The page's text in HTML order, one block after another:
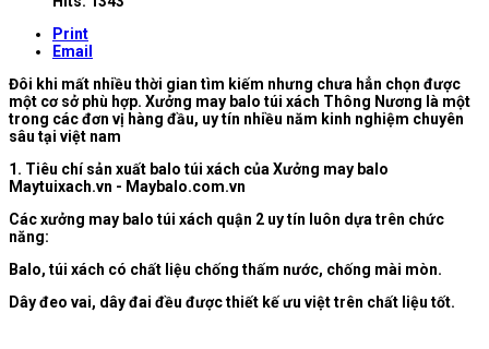
Print
Email
Đôi khi mất nhiều thời gian tìm kiếm nhưng chưa hẳn chọn được
một cơ sở phù hợp. Xưởng may balo túi xách Thông Nương là một
trong các đơn vị hàng đầu, uy tín nhiều năm kinh nghiệm chuyên
sâu tại việt nam
1. Tiêu chí sản xuất balo túi xách của Xưởng may balo
Maytuixach.vn - Maybalo.com.vn
Các xưởng may balo túi xách quận 2 uy tín luôn dựa trên chức
năng:
Balo, túi xách có chất liệu chống thấm nước, chống mài mòn.
Dây đeo vai, dây đai đều được thiết kế ưu việt trên chất liệu tốt.